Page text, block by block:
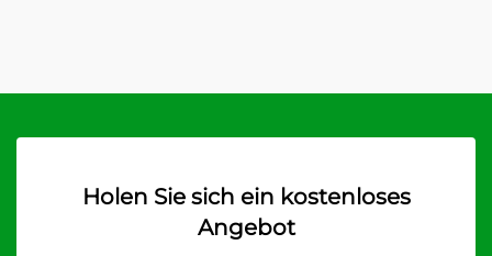
Holen Sie sich ein kostenloses
Angebot